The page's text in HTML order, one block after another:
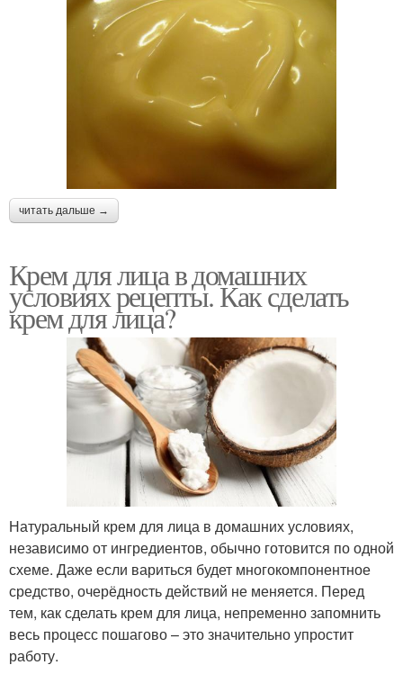
читать дальше →
Крем для лица в домашних
условиях рецепты. Как сделать
крем для лица?
Натуральный крем для лица в домашних условиях,
независимо от ингредиентов, обычно готовится по одной
схеме. Даже если вариться будет многокомпонентное
средство, очерёдность действий не меняется. Перед
тем, как сделать крем для лица, непременно запомнить
весь процесс пошагово – это значительно упростит
работу.